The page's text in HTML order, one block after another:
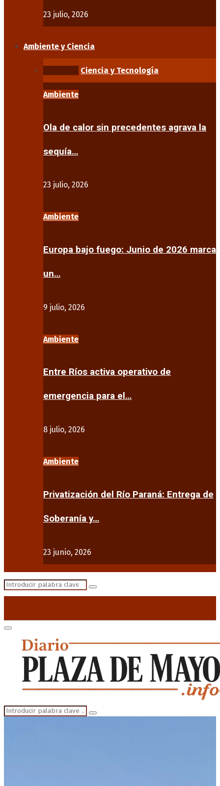
23 julio, 2026
Ambiente y Ciencia
Ciencia y Tecnología
Ambiente
Ola de calor sin precedentes agrava la
sequía…
23 julio, 2026
Ambiente
Europa bajo fuego: Junio de 2026 marca
un…
9 julio, 2026
Ambiente
Entre Ríos activa operativo de
emergencia para el…
8 julio, 2026
Ambiente
Privatización del Río Paraná: Entrega de
Soberanía y…
23 junio, 2026
Search
Search
Primary
Menu
Search
for:
Search